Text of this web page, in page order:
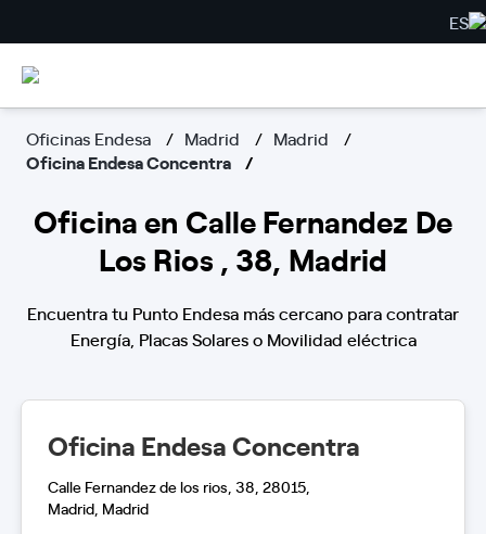
ES
Oficinas Endesa Madrid
Madrid
Oficina Endesa Concentra
Oficina en Calle Fernandez De
Los Rios , 38, Madrid
Encuentra tu Punto Endesa más cercano para contratar
Energía, Placas Solares o Movilidad eléctrica
Oficina Endesa Concentra
Calle Fernandez de los rios, 38, 28015,
Madrid, Madrid